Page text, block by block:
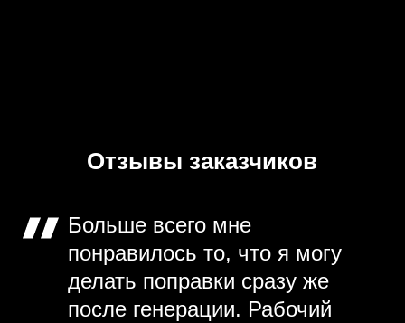
Отзывы заказчиков
Больше всего мне
понравилось то, что я могу
делать поправки сразу же
после генерации. Рабочий